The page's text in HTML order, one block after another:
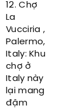
12. Chợ
La
Vucciria ,
Palermo,
Italy: Khu
chợ ở
Italy này
lại mang
đậm